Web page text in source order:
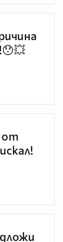
от